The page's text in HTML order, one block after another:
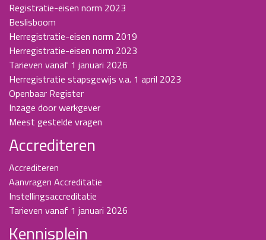
Registratie-eisen norm 2023
Beslisboom
Herregistratie-eisen norm 2019
Herregistratie-eisen norm 2023
Tarieven vanaf 1 januari 2026
Herregistratie stapsgewijs v.a. 1 april 2023
Openbaar Register
Inzage door werkgever
Meest gestelde vragen
Accrediteren
Accrediteren
Aanvragen Accreditatie
Instellingsaccreditatie
Tarieven vanaf 1 januari 2026
Kennisplein